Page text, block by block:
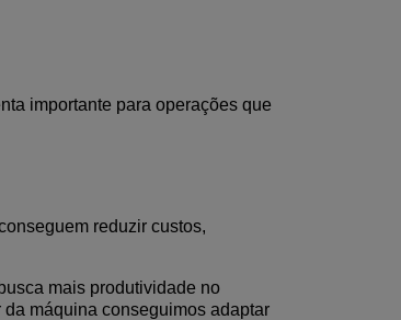
importante para operações que
reduzir custos,
mais produtividade no
máquina conseguimos adaptar